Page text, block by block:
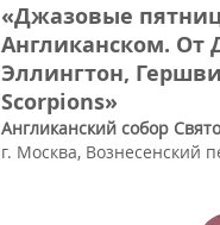
«Джазовые
Англиканском. От
Эллингтон,
Scorpions»
Англиканский собор
г. Москва, Вознесенский